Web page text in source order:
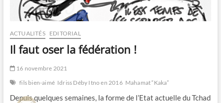
ACTUALITÉS EDITORIAL
Il faut oser la fédération !
16 novembre 2021
fils bien-aimé Idriss Déby Itno en 2016 Mahamat “Kaka”
Depuis quelques semaines, la forme de l’Etat actuelle du Tchad